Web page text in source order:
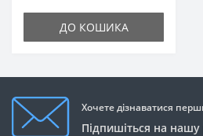
ДО КОШИКА
Хочете дізнаватися
Підпишіться на нашу